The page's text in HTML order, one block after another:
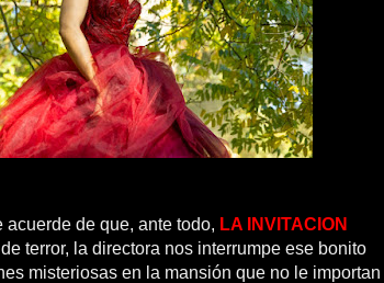
de que, ante todo, LA INVITACION
terror, la directora nos interrumpe ese bonito
misteriosas en la mansión que no le importan